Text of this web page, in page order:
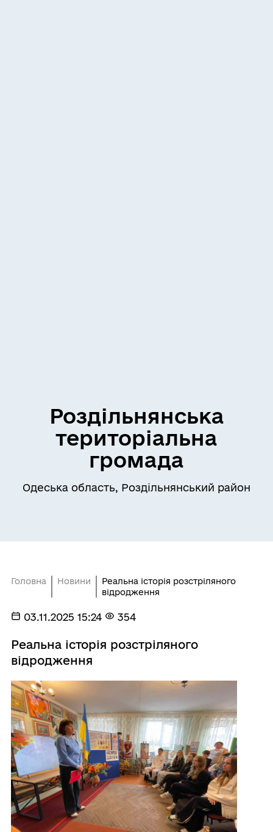
Роздільнянська
територіальна
громада
Одеська область, Роздільнянський район
Головна Новини
Реальна історія розстріляного
відродження
03.11.2025 15:24 354
Реальна історія розстріляного
відродження